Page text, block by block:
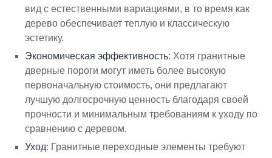
вид с естественными вариациями, в то время как
дерево обеспечивает теплую и классическую
эстетику.
Экономическая эффективность: Хотя гранитные
дверные пороги могут иметь более высокую
первоначальную стоимость, они предлагают
лучшую долгосрочную ценность благодаря своей
прочности и минимальным требованиям к уходу по
сравнению с деревом.
Уход: Гранитные переходные элементы требуют